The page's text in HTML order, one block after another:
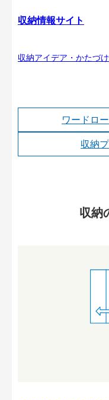
収納情報サイト
収納アイデア・かたづ
ワードロ
収納
収納